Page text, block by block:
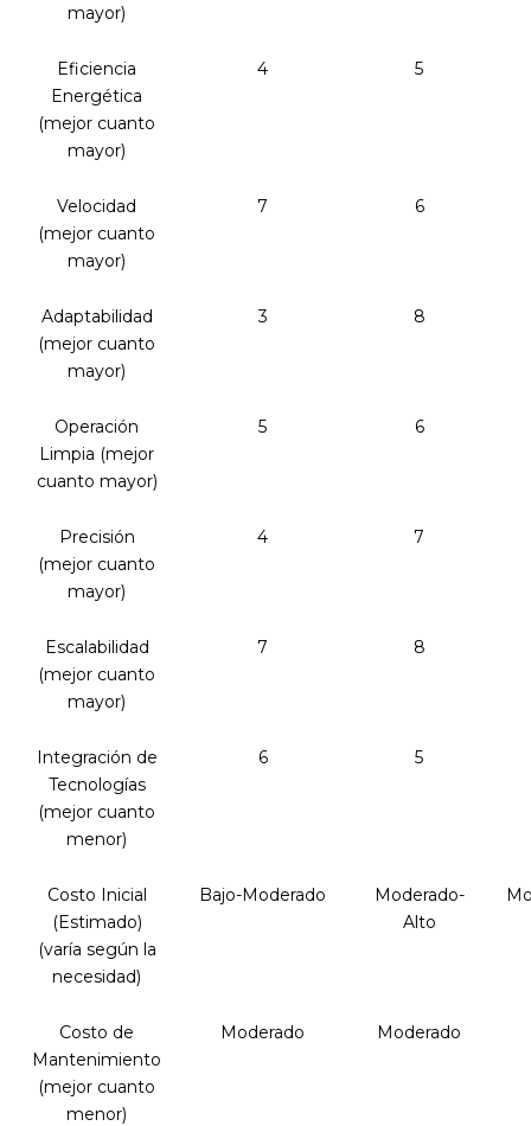
mayor)
Eficiencia
Energética
(mejor cuanto
mayor)
4 5
Velocidad
(mejor cuanto
mayor)
7 6
Adaptabilidad
(mejor cuanto
mayor)
3 8
Operación
Limpia (mejor
cuanto mayor)
5 6
Precisión
(mejor cuanto
mayor)
4 7
Escalabilidad
(mejor cuanto
mayor)
7 8
Integración de
Tecnologías
(mejor cuanto
menor)
6 5
Costo Inicial
(Estimado)
(varía según la
necesidad)
Bajo-Moderado
Moderado-
Alto
Costo de
Mantenimiento
(mejor cuanto
menor)
Moderado Moderado